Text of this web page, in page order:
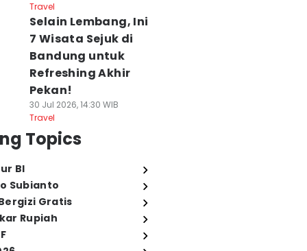
Travel
Selain Lembang, Ini
7 Wisata Sejuk di
Bandung untuk
Refreshing Akhir
Pekan!
30 Jul 2026, 14:30 WIB
Travel
Topics
BI
Subianto
Gratis
Rupiah